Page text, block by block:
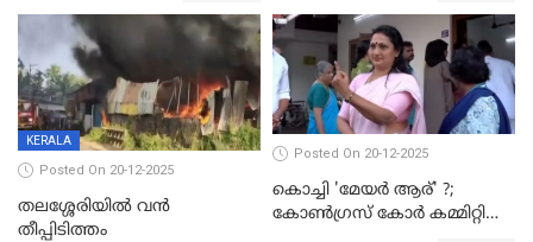
KERALA
Posted On 20-12-2025
തലശ്ശേരിയിൽ വൻ
തീപ്പിടിത്തം
Posted On 20-12-2025
കൊച്ചി 'മേയർ ആര്' ?;
കോണ്‍ഗ്രസ് കോര്‍ കമ്മിറ്റി